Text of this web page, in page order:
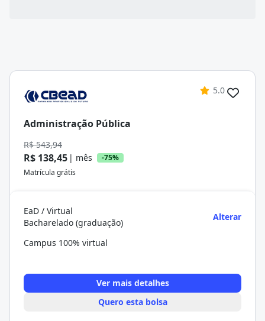
5.0
Administração Pública
R$ 543,94
R$ 138,45 | mês
-75%
Matrícula grátis
EaD / Virtual
Bacharelado (graduação)
Alterar
Campus 100% virtual
Ver mais detalhes
Quero esta bolsa